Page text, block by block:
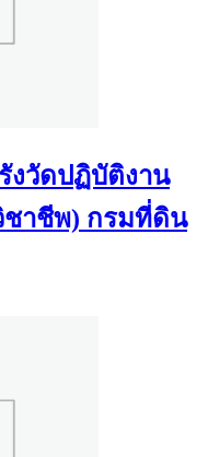
งวัดปฏิบัติงาน
าชีพ) กรมที่ดิน